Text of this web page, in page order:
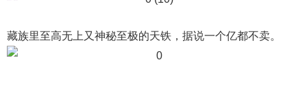
藏族里至高无上又神秘至极的天铁，据说一个亿都不卖。